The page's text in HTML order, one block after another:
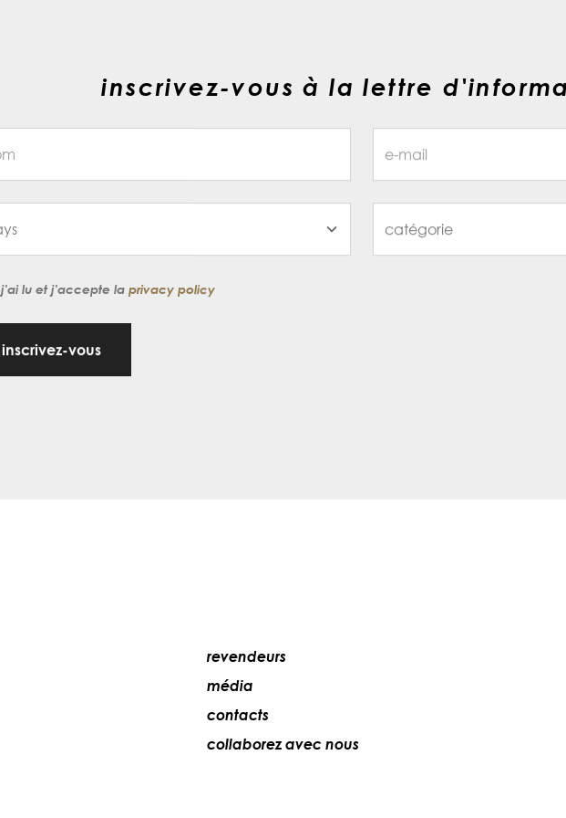
inscrivez-vous à la lettre
j'ai lu et j'accepte la privacy policy
inscrivez-vous
revendeurs
média
contacts
collaborez avec nous